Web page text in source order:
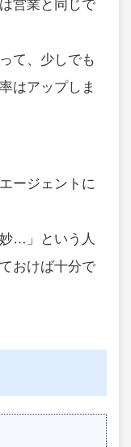
営業と同じで
て、少しでも
はアップしま
ージェントに
…」という人
おけば十分で